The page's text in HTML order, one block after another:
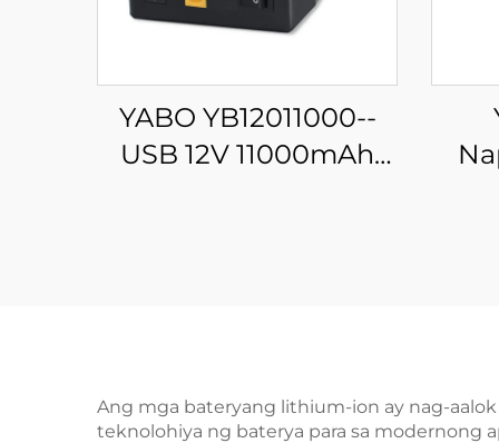
YABO YB12011000--
USB 12V 11000mAh
Ang mga bateryang lithium-ion ay nag-
teknolohiya ng baterya para sa modernong